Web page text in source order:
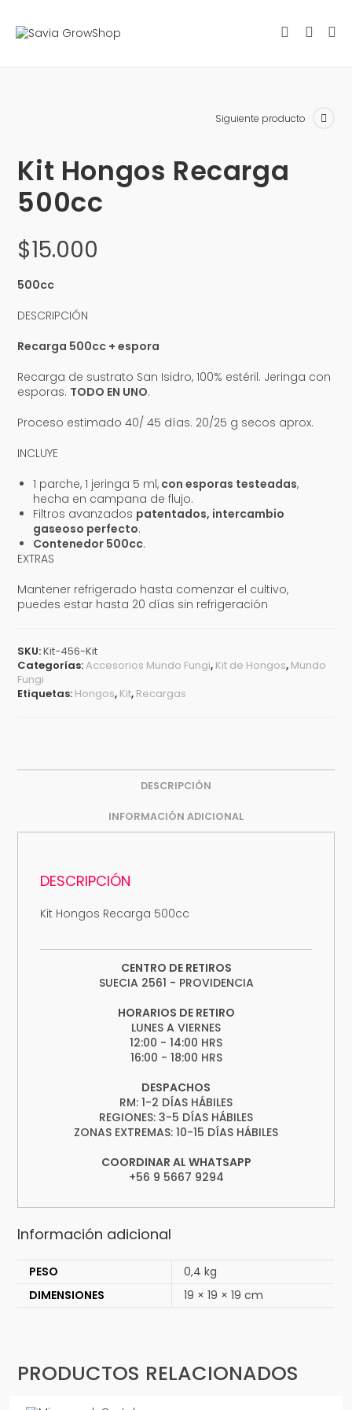
Siguiente producto
Kit Hongos Recarga
500cc
$15.000
500cc
DESCRIPCIÓN
Recarga 500cc + espora
Recarga de sustrato San Isidro, 100% estéril. Jeringa con
esporas. TODO EN UNO.
Proceso estimado 40/ 45 días. 20/25 g secos aprox.
INCLUYE
1 parche, 1 jeringa 5 ml, con esporas testeadas,
hecha en campana de flujo.
Filtros avanzados patentados, intercambio
gaseoso perfecto.
Contenedor 500cc.
EXTRAS
Mantener refrigerado hasta comenzar el cultivo,
puedes estar hasta 20 días sin refrigeración
SKU:Kit-456-Kit
Categorías:Accesorios Mundo Fungi, Kit de Hongos, Mundo
Fungi
Etiquetas: Hongos, Kit, Recargas
DESCRIPCIÓN
INFORMACIÓN ADICIONAL
DESCRIPCIÓN
Kit Hongos Recarga 500cc
CENTRO DE RETIROS
SUECIA 2561 - PROVIDENCIA
HORARIOS DE RETIRO
LUNES A VIERNES
12:00 - 14:00 HRS
16:00 - 18:00 HRS
DESPACHOS
RM: 1-2 DÍAS HÁBILES
REGIONES: 3-5 DÍAS HÁBILES
ZONAS EXTREMAS: 10-15 DÍAS HÁBILES
COORDINAR AL WHATSAPP
+56 9 5667 9294
Información adicional
PESO
0,4 kg
DIMENSIONES
19 × 19 × 19 cm
PRODUCTOS RELACIONADOS